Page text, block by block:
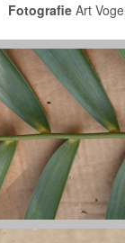
Fotografie Art